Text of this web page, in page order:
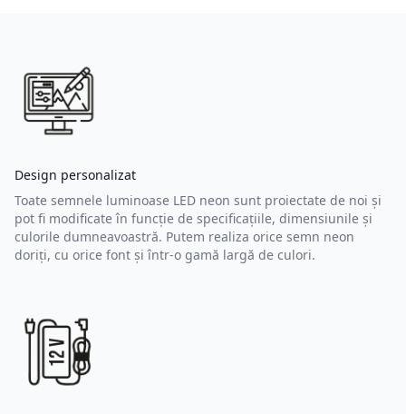
Design personalizat
Toate semnele luminoase LED neon sunt proiectate de noi și
pot fi modificate în funcție de specificațiile, dimensiunile și
culorile dumneavoastră. Putem realiza orice semn neon
doriți, cu orice font și într-o gamă largă de culori.